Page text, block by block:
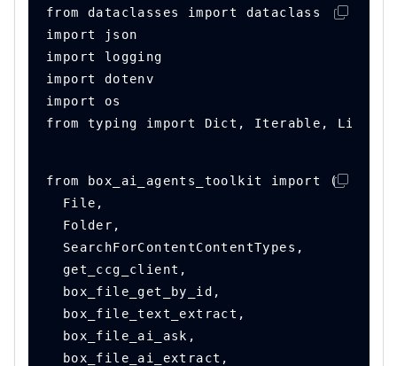
from dataclasses import dataclass
import json
import logging
import dotenv
import os
from typing import Dict, Iterable, List,
from box_ai_agents_toolkit import (
  File,
  Folder,
  SearchForContentContentTypes,
  get_ccg_client,
  box_file_get_by_id,
  box_file_text_extract,
  box_file_ai_ask,
  box_file_ai_extract,